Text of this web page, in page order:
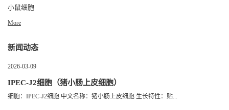
小鼠细胞
More
新闻动态
2026-03-09
IPEC-J2细胞（猪小肠上皮细胞）
细胞：IPEC-J2细胞 中文名称：猪小肠上皮细胞 生长特性：贴...